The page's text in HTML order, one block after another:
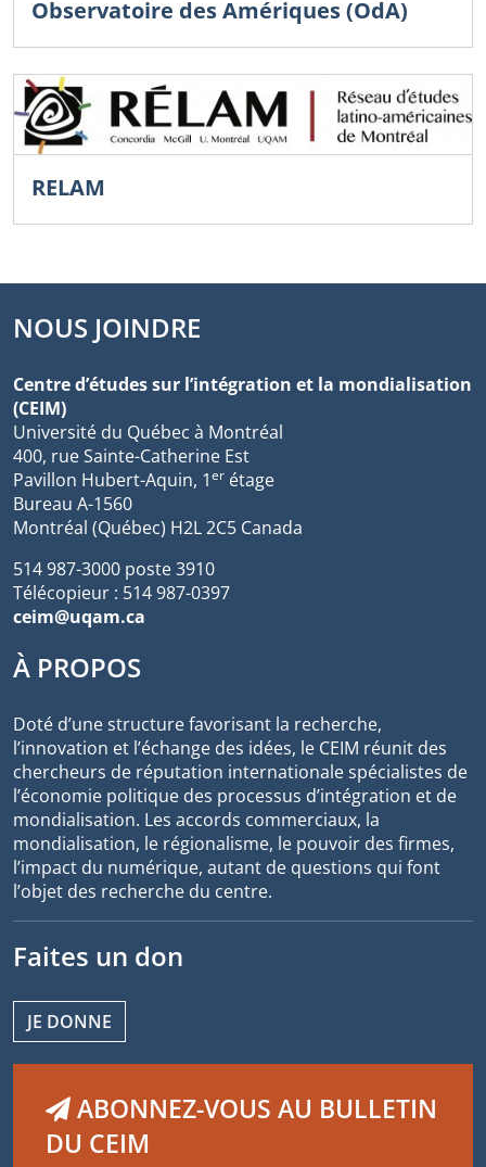
Observatoire des Amériques (OdA)
RELAM
NOUS JOINDRE
Centre d’études sur l’intégration et la mondialisation
(CEIM)
Université du Québec à Montréal
400, rue Sainte-Catherine Est
Pavillon Hubert-Aquin, 1er étage
Bureau A-1560
Montréal (Québec) H2L 2C5 Canada
514 987-3000 poste 3910
Télécopieur : 514 987-0397
ceim@uqam.ca
À PROPOS
Doté d’une structure favorisant la recherche,
l’innovation et l’échange des idées, le CEIM réunit des
chercheurs de réputation internationale spécialistes de
l’économie politique des processus d’intégration et de
mondialisation. Les accords commerciaux, la
mondialisation, le régionalisme, le pouvoir des firmes,
l’impact du numérique, autant de questions qui font
l’objet des recherche du centre.
Faites un don
JE DONNE
ABONNEZ-VOUS AU BULLETIN
DU CEIM